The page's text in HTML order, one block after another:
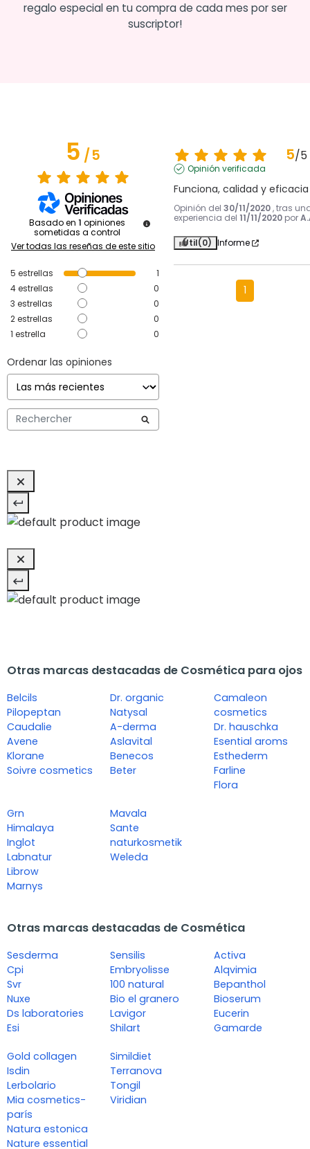
regalo especial en tu compra de cada mes por ser
suscriptor!
5/5
Basado en 1 opiniones
sometidas a control
Ver todas las reseñas de este sitio
5 estrellas
1
4estrellas
0
3 estrellas
0
2estrellas
0
1 estrella 0
Ordenar las opiniones
5/5
Opinión verificada
Funciona, calidad y eficacia
Opinión del 30/11/2020 , tras
experiencia del 11/11/2020 por
Útil(0) Informe
1
Otras marcas destacadas de Cosmética para ojos
Belcils
Pilopeptan
Caudalie
Avene
Klorane
Soivre cosmetics
Dr. organic
Natysal
A-derma
Aslavital
Benecos
Beter
Camaleon
cosmetics
Dr. hauschka
Esential aroms
Esthederm
Farline
Flora
Grn
Himalaya
Inglot
Labnatur
Librow
Marnys
Mavala
Sante
naturkosmetik
Weleda
Otras marcas destacadas de Cosmética
Sesderma
Cpi
Svr
Nuxe
Ds laboratories
Esi
Sensilis
Embryolisse
100 natural
Bio el granero
Lavigor
Shilart
Activa
Alqvimia
Bepanthol
Bioserum
Eucerin
Gamarde
Gold collagen
Isdin
Lerbolario
Mia cosmetics-
parís
Natura estonica
Nature essential
Simildiet
Terranova
Tongil
Viridian